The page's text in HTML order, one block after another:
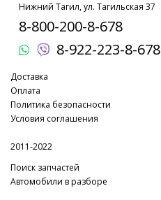
Нижний Тагил, ул. Тагильская 37
8-800-200-8-678
8-922-223-8-678
Доставка
Оплата
Политика безопасности
Условия соглашения
2011-2022
Поиск запчастей
Автомобили в разборе